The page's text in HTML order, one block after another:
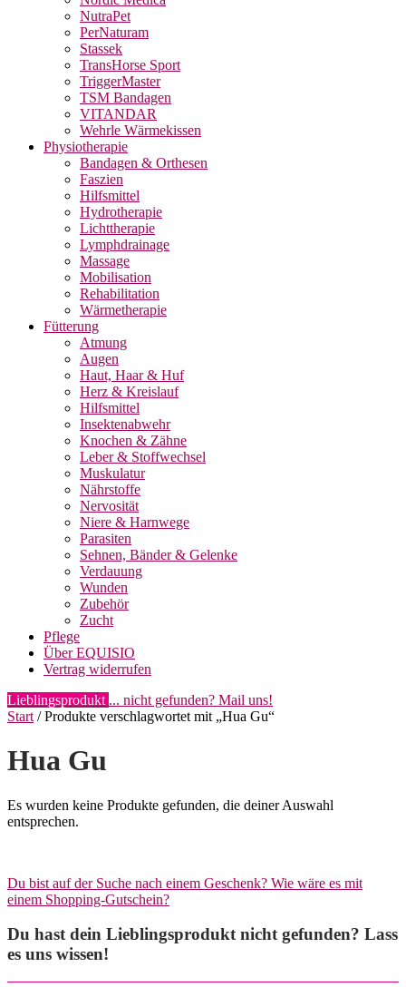
NutraPet
PerNaturam
Stassek
TransHorse Sport
TriggerMaster
TSM Bandagen
VITANDAR
Wehrle Wärmekissen
Physiotherapie
Bandagen & Orthesen
Faszien
Hilfsmittel
Hydrotherapie
Lichttherapie
Lymphdrainage
Massage
Mobilisation
Rehabilitation
Wärmetherapie
Fütterung
Atmung
Augen
Haut, Haar & Huf
Herz & Kreislauf
Hilfsmittel
Insektenabwehr
Knochen & Zähne
Leber & Stoffwechsel
Muskulatur
Nährstoffe
Nervosität
Niere & Harnwege
Parasiten
Sehnen, Bänder & Gelenke
Verdauung
Wunden
Zubehör
Zucht
Pflege
Über EQUISIO
Vertrag widerrufen
Lieblingsprodukt ... nicht gefunden? Mail uns!
Start / Produkte verschlagwortet mit „Hua Gu“
Hua Gu
Es wurden keine Produkte gefunden, die deiner Auswahl
entsprechen.
Du bist auf der Suche nach einem Geschenk? Wie wäre es mit
einem Shopping-Gutschein?
Du hast dein Lieblingsprodukt nicht gefunden? Lass
es uns wissen!